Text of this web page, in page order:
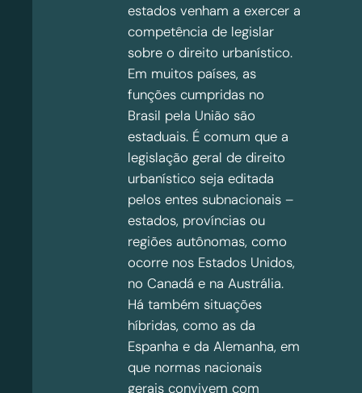
estados venham a exercer a
competência de legislar
sobre o direito urbanístico.
Em muitos países, as
funções cumpridas no
Brasil pela União são
estaduais. É comum que a
legislação geral de direito
urbanístico seja editada
pelos entes subnacionais –
estados, províncias ou
regiões autônomas, como
ocorre nos Estados Unidos,
no Canadá e na Austrália.
Há também situações
híbridas, como as da
Espanha e da Alemanha, em
que normas nacionais
gerais convivem com